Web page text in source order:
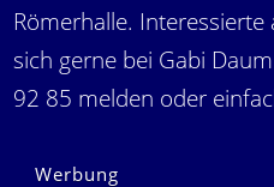
Römerhalle.
sich gerne bei Gabi
92 85 melden oder
Werbung